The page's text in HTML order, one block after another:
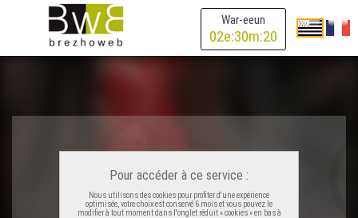
War-eeun
02e:30m:20
Pour accéder à ce service :
Nous utilisons des cookies pour profiter d'une expérience
optimisée, votre choix est conservé 6 mois et vous pouvez le
modifier à tout moment dans l'onglet réduit « cookies » en bas à
Nolwenn Korbell, Soig Siberil - Bugale Breizh
Brigitte Kloareg & Mireille Fafra